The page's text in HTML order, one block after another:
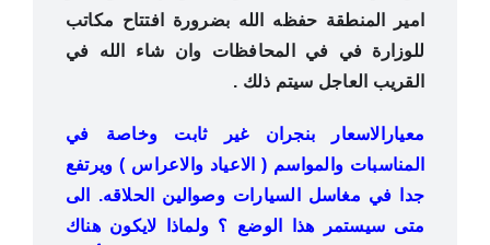
امير المنطقة حفظه الله بضرورة
افتتاح مكاتب
للوزارة في في المحافظات وان شاء الله في
القريب العاجل سيتم ذلك .
معيارالاسعار بنجران غير ثابت وخاصة في
المناسبات والمواسم ( الاعياد والاعراس ) ويرتفع
جدا في مغاسل السيارات وصوالين الحلاقه.
الى
متى سيستمر هذا الوضع ؟ ولماذا لايكون هناك